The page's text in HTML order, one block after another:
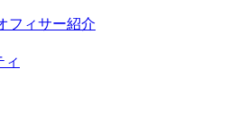
フィサー紹介
ィ